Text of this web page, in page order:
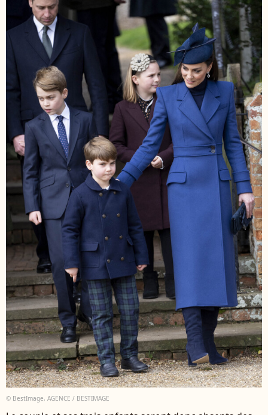
© BestImage, AGENCE / BESTIMAGE